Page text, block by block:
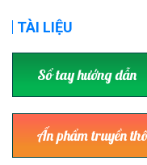
TÀI LIỆU
Sổ tay hướng dẫn
Ấn phẩm truyền